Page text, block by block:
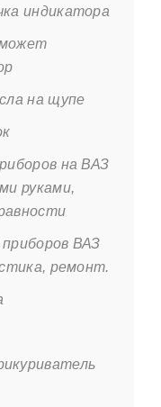
индикатора
на щупе
на ВАЗ
руками,
ВАЗ
ремонт.